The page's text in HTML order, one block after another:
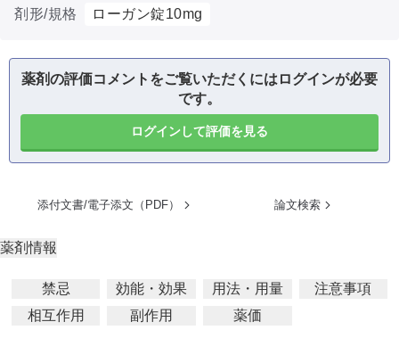
剤形/規格
ローガン錠10mg
薬剤の評価コメントをご覧いただくにはログインが必要
です。
ログインして評価を見る
添付文書/電子添文（PDF） 論文検索
薬剤情報
禁忌 効能・効果 用法・用量
注意事項
相互作用
副作用 薬価